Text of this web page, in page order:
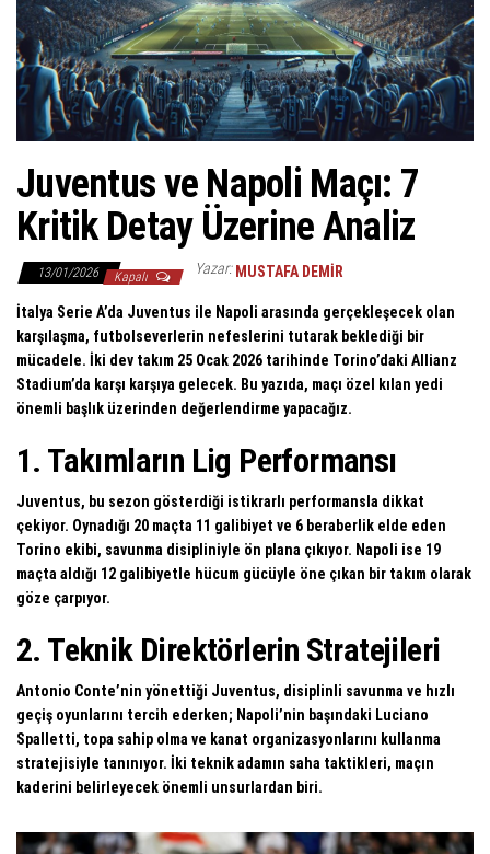
Juventus ve Napoli Maçı: 7
Kritik Detay Üzerine Analiz
13/01/2026 Kapalı Yazar: MUSTAFA DEMIR
İtalya Serie A’da Juventus ile Napoli arasında gerçekleşecek olan
karşılaşma, futbolseverlerin nefeslerini tutarak beklediği bir
mücadele. İki dev takım 25 Ocak 2026 tarihinde Torino’daki Allianz
Stadium’da karşı karşıya gelecek. Bu yazıda, maçı özel kılan yedi
önemli başlık üzerinden değerlendirme yapacağız.
1. Takımların Lig Performansı
Juventus, bu sezon gösterdiği istikrarlı performansla dikkat
çekiyor. Oynadığı 20 maçta 11 galibiyet ve 6 beraberlik elde eden
Torino ekibi, savunma disipliniyle ön plana çıkıyor. Napoli ise 19
maçta aldığı 12 galibiyetle hücum gücüyle öne çıkan bir takım olarak
göze çarpıyor.
2. Teknik Direktörlerin Stratejileri
Antonio Conte’nin yönettiği Juventus, disiplinli savunma ve hızlı
geçiş oyunlarını tercih ederken; Napoli’nin başındaki Luciano
Spalletti, topa sahip olma ve kanat organizasyonlarını kullanma
stratejisiyle tanınıyor. İki teknik adamın saha taktikleri, maçın
kaderini belirleyecek önemli unsurlardan biri.